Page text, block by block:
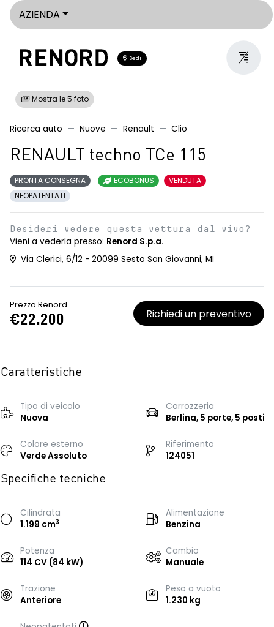
AZIENDA
Sedi
Mostra le 5 foto
Ricerca auto Nuove Renault Clio
RENAULT techno TCe 115
PRONTA CONSEGNA ECOBONUS
VENDUTA
NEOPATENTATI
Desideri vedere questa vettura dal vivo?
Vieni a vederla presso: Renord S.p.a.
Via Clerici, 6/12 - 20099 Sesto San Giovanni, MI
Prezzo Renord
€22.200 Richiedi un preventivo
Caratteristiche
Tipo di veicolo
Nuova
Carrozzeria
Berlina, 5 porte, 5 posti
Colore esterno
Verde Assoluto
Riferimento
124051
Specifiche tecniche
Cilindrata
1.199 cm3
Alimentazione
Benzina
Potenza
114 CV (84 kW)
Cambio
Manuale
Trazione
Anteriore
Peso a vuoto
1.230 kg